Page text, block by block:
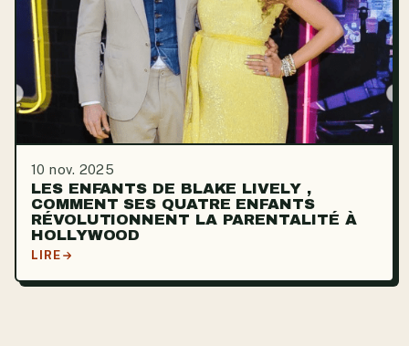
10 nov. 2025
LES ENFANTS DE BLAKE LIVELY ,
COMMENT SES QUATRE ENFANTS
RÉVOLUTIONNENT LA PARENTALITÉ À
HOLLYWOOD
LIRE